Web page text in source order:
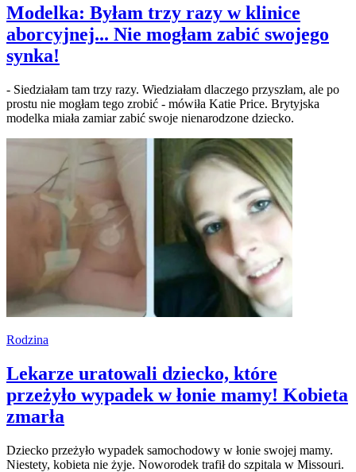
Modelka: Byłam trzy razy w klinice
aborcyjnej... Nie mogłam zabić swojego
synka!
- Siedziałam tam trzy razy. Wiedziałam dlaczego przyszłam, ale po
prostu nie mogłam tego zrobić - mówiła Katie Price. Brytyjska
modelka miała zamiar zabić swoje nienarodzone dziecko.
Rodzina
Lekarze uratowali dziecko, które
przeżyło wypadek w łonie mamy! Kobieta
zmarła
Dziecko przeżyło wypadek samochodowy w łonie swojej mamy.
Niestety, kobieta nie żyje. Noworodek trafił do szpitala w Missouri.